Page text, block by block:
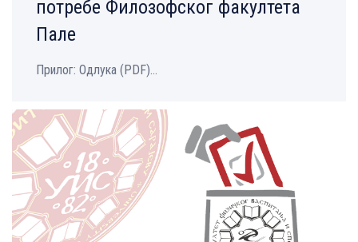
потребе Филозофског факултета
Пале
Прилог: Одлука (PDF)...